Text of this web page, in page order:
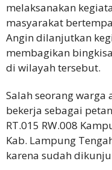
melaksanakan
masyarakat
Angin dilanjutkan
membagikan
di wilayah tersebut.
Salah seorang warga
bekerja sebagai
RT.015 RW.008
Kab. Lampung
karena sudah